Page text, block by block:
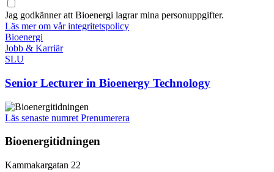
Jag godkänner att Bioenergi lagrar mina personuppgifter.
Läs mer om vår integritetspolicy
Bioenergi
Jobb & Karriär
SLU
Senior Lecturer in Bioenergy Technology
Läs senaste numret Prenumerera
Bioenergitidningen
Kammakargatan 22